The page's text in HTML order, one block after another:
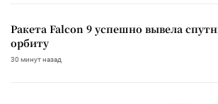
Ракета Falcon 9 успешно вывела
орбиту
30 минут назад